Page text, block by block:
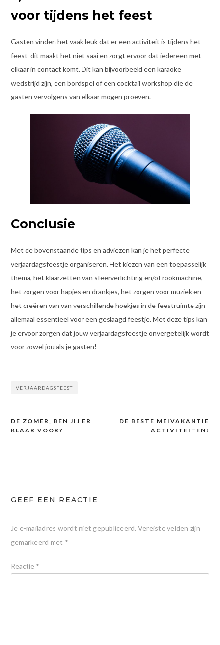
voor tijdens het feest
Gasten vinden het vaak leuk dat er een activiteit is tijdens het
feest, dit maakt het niet saai en zorgt ervoor dat iedereen met
elkaar in contact komt. Dit kan bijvoorbeeld een karaoke
wedstrijd zijn, een bordspel of een cocktail workshop die de
gasten vervolgens van elkaar mogen proeven.
Conclusie
Met de bovenstaande tips en adviezen kan je het perfecte
verjaardagsfeestje organiseren. Het kiezen van een toepasselijk
thema, het klaarzetten van sfeerverlichting en/of rookmachine,
het zorgen voor hapjes en drankjes, het zorgen voor muziek en
het creëren van van verschillende hoekjes in de feestruimte zijn
allemaal essentieel voor een geslaagd feestje. Met deze tips kan
je ervoor zorgen dat jouw verjaardagsfeestje onvergetelijk wordt
voor zowel jou als je gasten!
VERJAARDAGSFEEST
Bericht
DE BESTE MEIVAKANTIE
ACTIVITEITEN!
DE ZOMER, BEN JIJ ER
KLAAR VOOR?
GEEF EEN REACTIE
Je e-mailadres wordt niet gepubliceerd. Vereiste velden zijn
gemarkeerd met *
Reactie *